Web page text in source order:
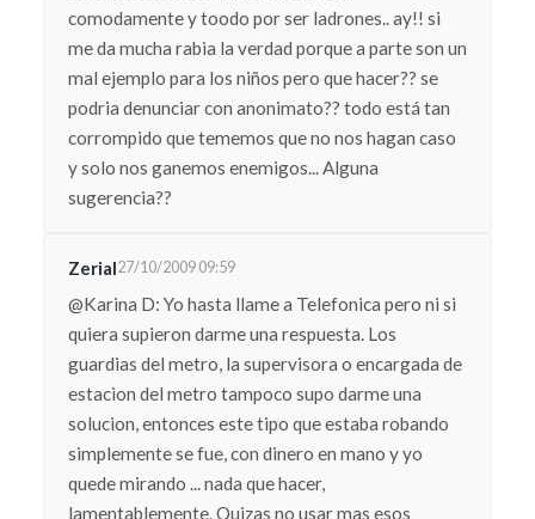
comodamente y toodo por ser ladrones.. ay!! si
me da mucha rabia la verdad porque a parte son un
mal ejemplo para los niños pero que hacer?? se
podria denunciar con anonimato?? todo está tan
corrompido que tememos que no nos hagan caso
y solo nos ganemos enemigos... Alguna
sugerencia??
Zerial27/10/2009 09:59
@Karina D: Yo hasta llame a Telefonica pero ni si
quiera supieron darme una respuesta. Los
guardias del metro, la supervisora o encargada de
estacion del metro tampoco supo darme una
solucion, entonces este tipo que estaba robando
simplemente se fue, con dinero en mano y yo
quede mirando ... nada que hacer,
lamentablemente. Quizas no usar mas esos